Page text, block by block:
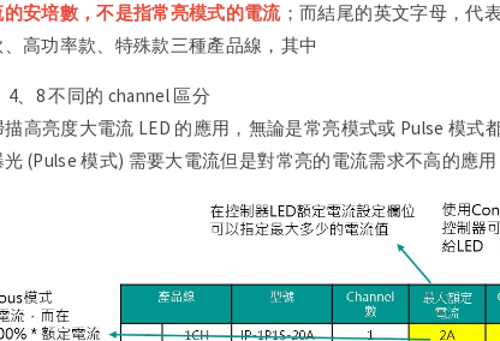
安培數，不是指常亮模式的電流；而結尾的英文字母，代
高功率款、特殊款三種產品線，其中
4、8 不同的 channel 區分
描高亮度大電流 LED 的應用，無論是常亮模式或 Pulse 模式
光 (Pulse 模式) 需要大電流但是對常亮的電流需求不高的應用